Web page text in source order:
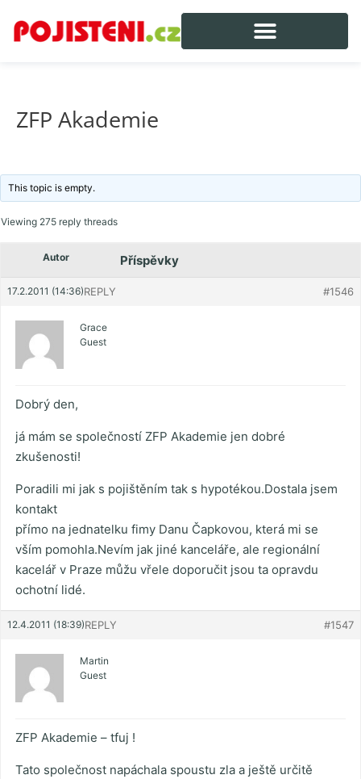
ZFP Akademie
This topic is empty.
Viewing 275 reply threads
Autor Příspěvky
17.2.2011 (14:36) #1546
REPLY
Grace
Guest
Dobrý den,
já mám se společností ZFP Akademie jen dobré
zkušenosti!
Poradili mi jak s pojištěním tak s hypotékou.Dostala jsem
kontakt
přímo na jednatelku fimy Danu Čapkovou, která mi se
vším pomohla.Nevím jak jiné kanceláře, ale regionální
kacelář v Praze můžu vřele doporučit jsou ta opravdu
ochotní lidé.
12.4.2011 (18:39) #1547
REPLY
Martin
Guest
ZFP Akademie – tfuj !
Tato společnost napáchala spoustu zla a ještě určitě